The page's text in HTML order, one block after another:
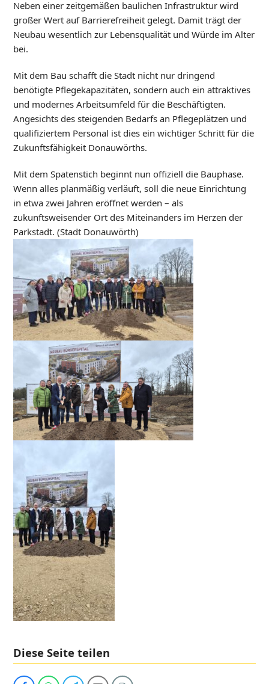
Neben einer zeitgemäßen baulichen Infrastruktur wird
großer Wert auf Barrierefreiheit gelegt. Damit trägt der
Neubau wesentlich zur Lebensqualität und Würde im Alter
bei.
Mit dem Bau schafft die Stadt nicht nur dringend
benötigte Pflegekapazitäten, sondern auch ein attraktives
und modernes Arbeitsumfeld für die Beschäftigten.
Angesichts des steigenden Bedarfs an Pflegeplätzen und
qualifiziertem Personal ist dies ein wichtiger Schritt für die
Zukunftsfähigkeit Donauwörths.
Mit dem Spatenstich beginnt nun offiziell die Bauphase.
Wenn alles planmäßig verläuft, soll die neue Einrichtung
in etwa zwei Jahren eröffnet werden – als
zukunftsweisender Ort des Miteinanders im Herzen der
Parkstadt. (Stadt Donauwörth)
Diese Seite teilen